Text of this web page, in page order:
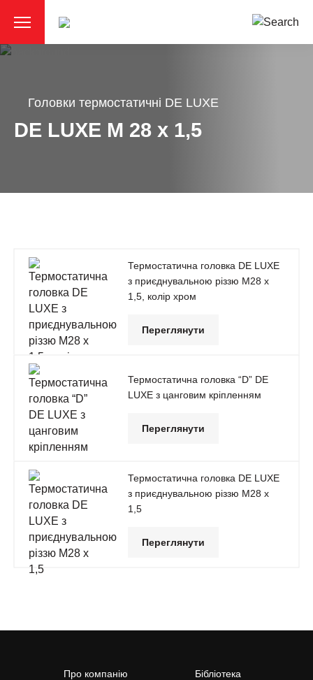
Головки термостатичні DE LUXE
DE LUXE M 28 x 1,5
Термостатична головка DE LUXE
з приєднувальною різзю М28 х
1,5, колір хром
Переглянути
Термостатична головка “D” DE
LUXE з цанговим кріпленням
Переглянути
Термостатична головка DE LUXE
з приєднувальною різзю М28 х
1,5
Переглянути
Про компанію Бібліотека